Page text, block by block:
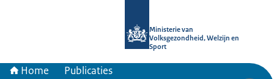
Ministerie van
Volksgezondheid, Welzijn en
Sport
Home Publicaties